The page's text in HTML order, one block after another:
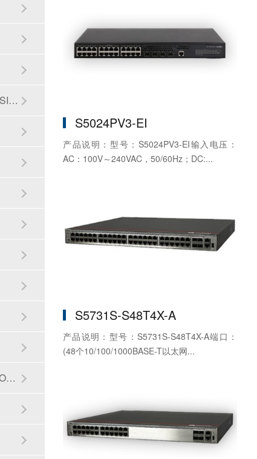
S5024PV3-EI
产品说明：型号：S5024PV3-EI输入电压：
AC：100V～240VAC，50/60Hz；DC:...
S5731S-S48T4X-A
产品说明：型号：S5731S-S48T4X-A端口：
(48个10/100/1000BASE-T以太网...
海康威视(HIKVISION)
康普(COMMSCOPE)